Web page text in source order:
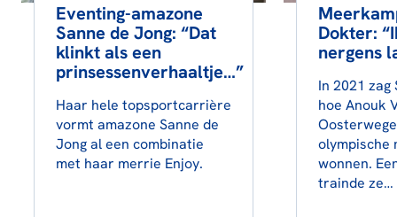
Eventing-amazone
Sanne de Jong: “Dat
klinkt als een
prinsessenverhaaltje…”
Haar hele topsportcarrière
vormt amazone Sanne de
Jong al een combinatie
met haar merrie Enjoy.
Dokter:
nergens
In 2021
hoe Anouk
olympische
wonnen.
trainde ze…